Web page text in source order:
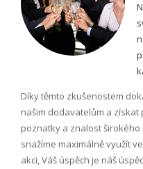
Díky těmto zkušenostem
našim dodavatelům a získat
poznatky a znalost
snažíme maximálně využít
akci, Váš úspěch je náš